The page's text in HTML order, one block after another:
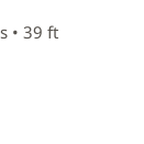
• 39 ft